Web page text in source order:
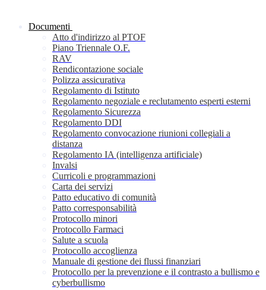
Documenti
Atto d'indirizzo al PTOF
Piano Triennale O.F.
RAV
Rendicontazione sociale
Polizza assicurativa
Regolamento di Istituto
Regolamento negoziale e reclutamento esperti esterni
Regolamento Sicurezza
Regolamento DDI
Regolamento convocazione riunioni collegiali a
distanza
Regolamento IA (intelligenza artificiale)
Invalsi
Curricoli e programmazioni
Carta dei servizi
Patto educativo di comunità
Patto corresponsabilità
Protocollo minori
Protocollo Farmaci
Salute a scuola
Protocollo accoglienza
Manuale di gestione dei flussi finanziari
Protocollo per la prevenzione e il contrasto a bullismo e
cyberbullismo